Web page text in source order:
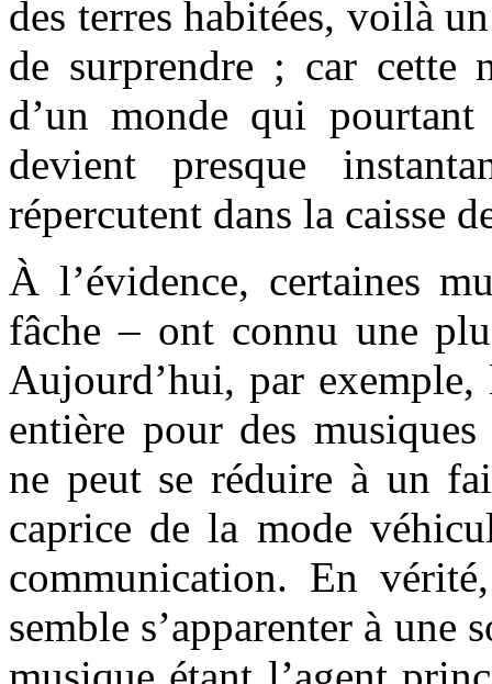
des terres habitées, voilà
de surprendre ; car cette
d’un monde qui
devient presque
répercutent dans la caisse
À l’évidence, certaines
fâche – ont connu une
Aujourd’hui, par
entière pour des
ne peut se réduire à un
caprice de la mode
communication. En
semble s’apparenter à une